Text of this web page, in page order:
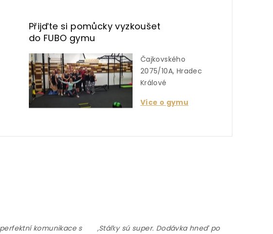
Přijďte si pomůcky vyzkoušet
do FUBO gymu
Čajkovského
2075/10A, Hradec
Králové
Více o gymu
komunikace s
,Stálky sú super. Dodávka hneď po